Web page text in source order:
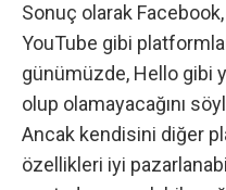
Sonuç olarak
YouTube gibi
günümüzde, Hello gibi
olup olamayacağını
Ancak kendisini diğer
özellikleri iyi